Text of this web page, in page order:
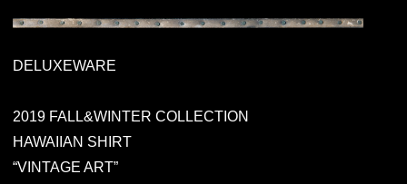
DELUXEWARE
2019 FALL&WINTER COLLECTION
HAWAIIAN SHIRT
“VINTAGE ART”